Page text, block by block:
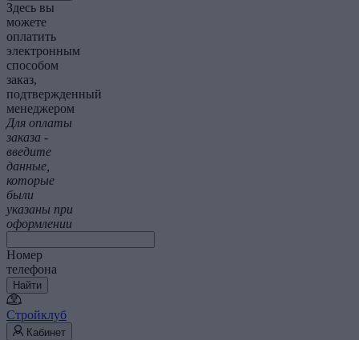
Здесь вы
можете
оплатить
электронным
способом
заказ,
подтвержденный
менеджером
Для оплаты
заказа -
введите
данные,
которые
были
указаны при
оформлении
Номер
телефона
Найти
Стройклуб
Кабинет